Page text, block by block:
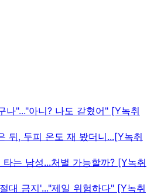
나"..."아니? 나도 갇혔어" [Y녹취
뒤, 두피 온도 재 봤더니...[Y녹취
는 남성...처벌 가능할까? [Y녹취
대 금지'..."제일 위험하다" [Y녹취